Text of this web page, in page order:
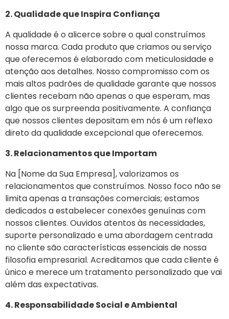
2. Qualidade que Inspira Confiança
A qualidade é o alicerce sobre o qual construímos
nossa marca. Cada produto que criamos ou serviço
que oferecemos é elaborado com meticulosidade e
atenção aos detalhes. Nosso compromisso com os
mais altos padrões de qualidade garante que nossos
clientes recebam não apenas o que esperam, mas
algo que os surpreenda positivamente. A confiança
que nossos clientes depositam em nós é um reflexo
direto da qualidade excepcional que oferecemos.
3. Relacionamentos que Importam
Na [Nome da Sua Empresa], valorizamos os
relacionamentos que construímos. Nosso foco não se
limita apenas a transações comerciais; estamos
dedicados a estabelecer conexões genuínas com
nossos clientes. Ouvidos atentos às necessidades,
suporte personalizado e uma abordagem centrada
no cliente são características essenciais de nossa
filosofia empresarial. Acreditamos que cada cliente é
único e merece um tratamento personalizado que vai
além das expectativas.
4. Responsabilidade Social e Ambiental